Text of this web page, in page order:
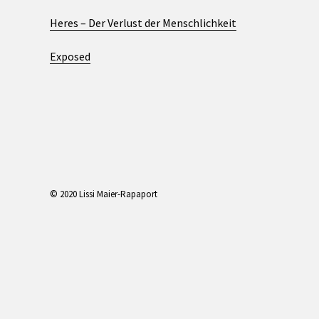
Heres – Der Verlust der Menschlichkeit
Exposed
© 2020 Lissi Maier-Rapaport